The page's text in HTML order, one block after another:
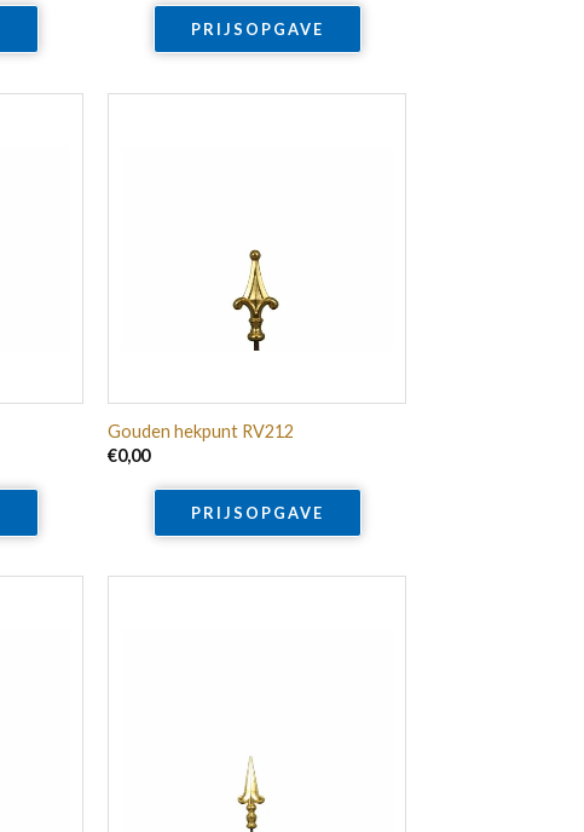
PRIJSOPGAVE
Gouden hekpunt RV212
€0,00
PRIJSOPGAVE